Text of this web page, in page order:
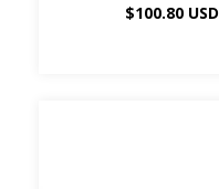
$100.80 USD